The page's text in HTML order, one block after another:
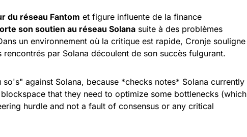
du réseau Fantom et figure influente de la finance
son soutien au réseau Solana suite à des problèmes
un environnement où la critique est rapide, Cronje souligne
rencontrés par Solana découlent de son succès fulgurant.
against Solana, because *checks notes* Solana currently
that they need to optimize some bottlenecks (which
hurdle and not a fault of consensus or any critical